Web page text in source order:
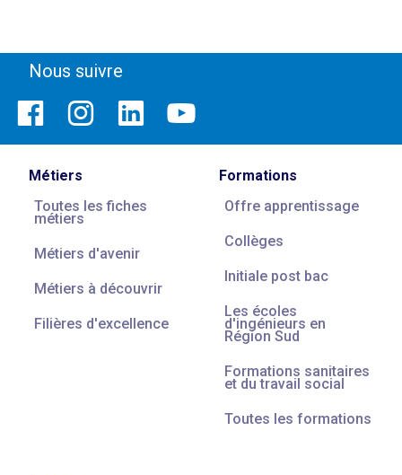
Nous suivre
Métiers
Toutes les fiches
métiers
Métiers d'avenir
Métiers à découvrir
Filières d'excellence
Formations
Offre apprentissage
Collèges
Initiale post bac
Les écoles
d'ingénieurs en
Région Sud
Formations sanitaires
et du travail social
Toutes les formations